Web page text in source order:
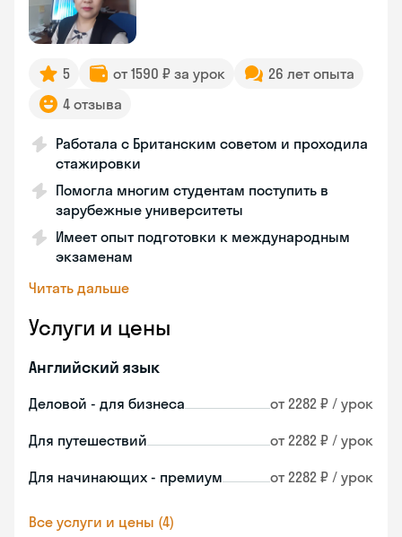
5 от 1590 ₽ за урок
26 лет опыта
4 отзыва
Работала с Британским советом и проходила
стажировки
Помогла многим студентам поступить в
зарубежные университеты
Имеет опыт подготовки к международным
экзаменам
Читать дальше
Услуги и цены
Английский язык
Деловой - для бизнеса от 2282 ₽ / урок
Для путешествий от 2282 ₽ / урок
Для начинающих - премиум от 2282 ₽ / урок
Все услуги и цены (4)